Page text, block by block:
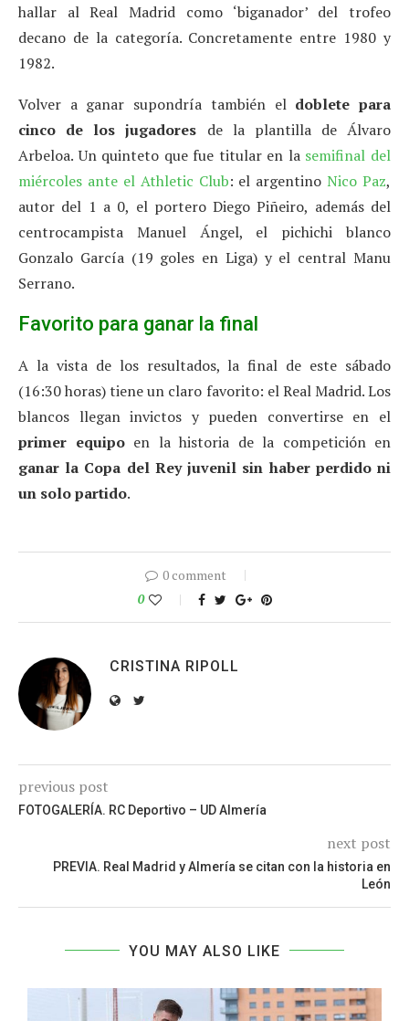
hallar al Real Madrid como ‘biganador’ del trofeo
decano de la categoría. Concretamente entre 1980 y
1982.
Volver a ganar supondría también el doblete para
cinco de los jugadores de la plantilla de Álvaro
Arbeloa. Un quinteto que fue titular en la semifinal del
miércoles ante el Athletic Club: el argentinoNico Paz,
autor del 1 a 0, el portero Diego Piñeiro, además del
centrocampista Manuel Ángel, el pichichi blanco
Gonzalo García (19 goles en Liga) y el central Manu
Serrano.
Favorito para ganar la final
A la vista de los resultados, la final de este sábado
(16:30 horas) tiene un claro favorito: el Real Madrid. Los
blancos llegan invictos y pueden convertirse en el
primer equipoen la historia de la competición en
ganar la Copa del Rey juvenil sin haber perdido ni
un solo partido.
0 comment
0
CRISTINA RIPOLL
previous post
FOTOGALERÍA. RC Deportivo – UD Almería
next post
PREVIA. Real Madrid y Almería se citan con la historia en
León
YOU MAY ALSO LIKE